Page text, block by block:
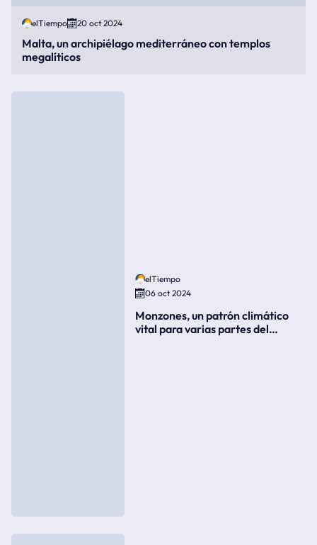
elTiempo 20 oct 2024
Malta, un archipiélago mediterráneo con templos
megalíticos
elTiempo
06 oct 2024
Monzones, un patrón climático
vital para varias partes del